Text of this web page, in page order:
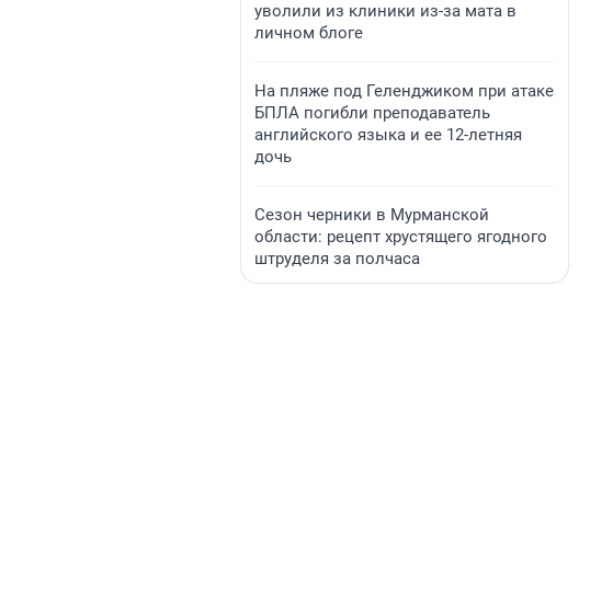
уволили из клиники из-за мата в
личном блоге
На пляже под Геленджиком при атаке
БПЛА погибли преподаватель
английского языка и ее 12-летняя
дочь
Сезон черники в Мурманской
области: рецепт хрустящего ягодного
штруделя за полчаса